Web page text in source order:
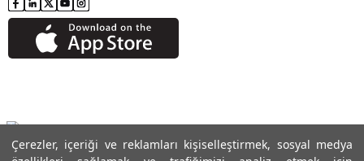
Çerezler, içeriği ve reklamları kişiselleştirmek, sosyal medya